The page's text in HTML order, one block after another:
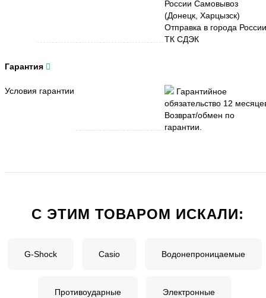
России Самовывоз
(Донецк, Харцызск)
Отправка в города России
ТК СДЭК
Гарантия
Условия гарантии
Гарантийное
обязательство 12
Возврат/обмен по
гарантии.
C ЭТИМ ТОВАРОМ ИСКАЛИ:
G-Shock Casio Водонепроницаемые
Противоударные Электронные